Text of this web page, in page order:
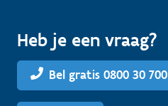
Heb je een vraag?
Bel gratis 0800 30 700